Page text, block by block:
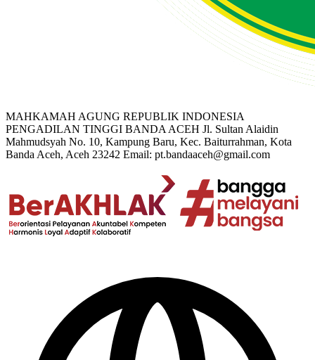
MAHKAMAH AGUNG REPUBLIK INDONESIA
PENGADILAN TINGGI BANDA ACEH Jl. Sultan Alaidin
Mahmudsyah No. 10, Kampung Baru, Kec. Baiturrahman, Kota
Banda Aceh, Aceh 23242 Email: pt.bandaaceh@gmail.com